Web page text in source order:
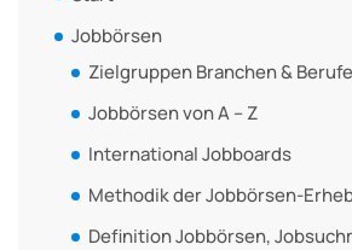
Jobbörsen
Zielgruppen Branchen & Berufe
Jobbörsen von A – Z
International Jobboards
Methodik der Jobbörsen-
Definition Jobbörsen,